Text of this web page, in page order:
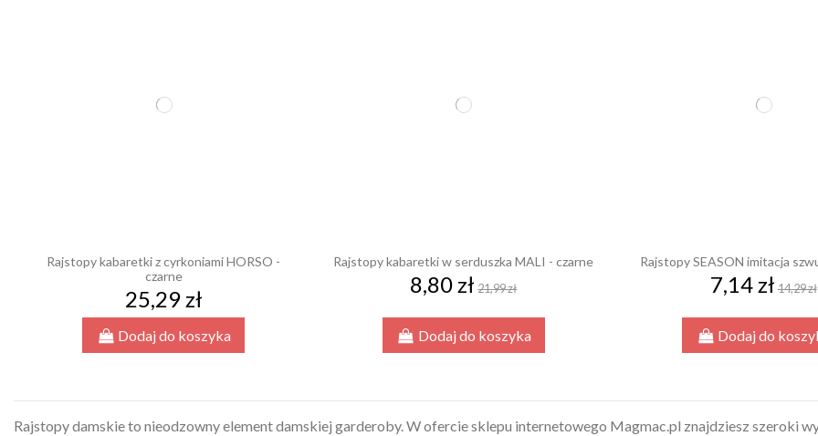
Rajstopy kabaretki z cyrkoniami HORSO -
czarne
25,29 zł
Dodaj do koszyka
Rajstopy kabaretki w serduszka MALI - czarne
8,80 zł 21,99 zł
Dodaj do koszyka
Rajstopy SEASON imitacja
7,14 zł 14,29 zł
Dodaj do
Rajstopy damskie to nieodzowny element damskiej garderoby. W ofercie sklepu internetowego Magmac.pl znajdziesz szeroki